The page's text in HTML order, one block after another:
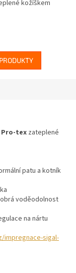
kožíškem
Pro-texzateplené
patu a kotník
voděodolnost
na nártu
impregnace-sigal-